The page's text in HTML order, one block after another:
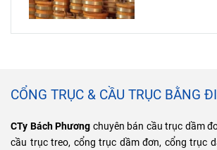
CỔNG TRỤC & CẦU TRỤC BẰNG
CTy Bách Phương chuyên bán cầu trục dầm
cầu trục treo, cổng trục dầm đơn, cổng trục